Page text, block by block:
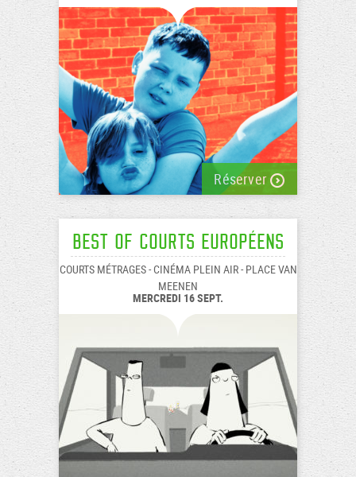
Réserver
Best of Courts européens
COURTS MÉTRAGES - CINÉMA PLEIN AIR - PLACE VAN
MEENEN
MERCREDI 16 SEPT.